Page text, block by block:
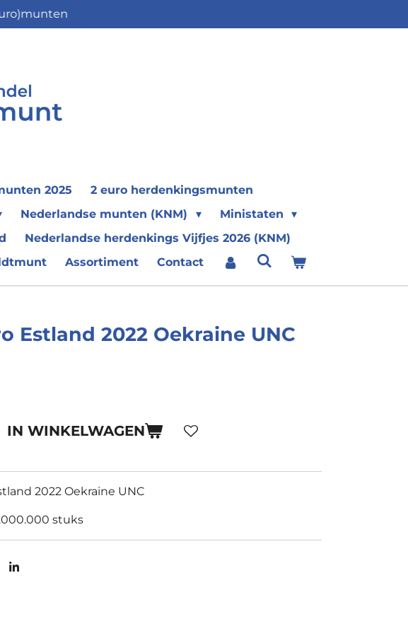
2025
2 euro herdenkingsmunten
Nederlandse munten (KNM)
Ministaten
Nederlandse herdenkings Vijfjes 2026 (KNM)
Assortiment Contact
Estland 2022 Oekraine UNC
IN WINKELWAGEN
2022 Oekraine UNC
stuks
S